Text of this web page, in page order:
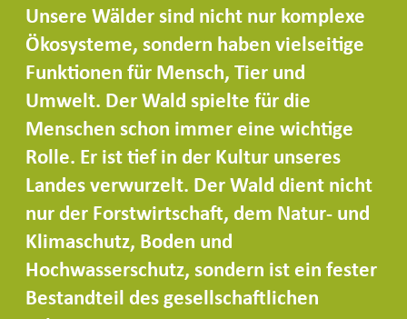
Unsere Wälder sind nicht nur komplexe
Ökosysteme, sondern haben vielseitige
Funktionen für Mensch, Tier und
Umwelt. Der Wald spielte für die
Menschen schon immer eine wichtige
Rolle. Er ist tief in der Kultur unseres
Landes verwurzelt. Der Wald dient nicht
nur der Forstwirtschaft, dem Natur- und
Klimaschutz, Boden und
Hochwasserschutz, sondern ist ein fester
Bestandteil des gesellschaftlichen